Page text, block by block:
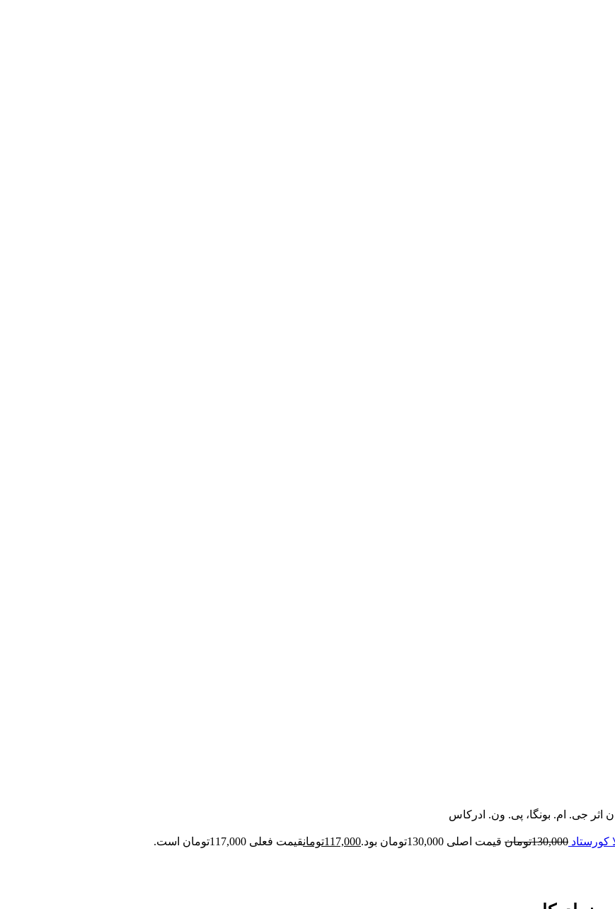
ج‍ی‌. ام‌. ب‍ون‍گ‍ا، پ‍ی‌. ون‌. ادرک‍اس‌
کورستاد 130,000تومان قیمت اصلی 130,000تومان بود. 117,000تومانقیمت فعلی 117,000تومان است.